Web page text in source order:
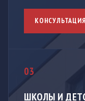
03
ШКОЛЫ И